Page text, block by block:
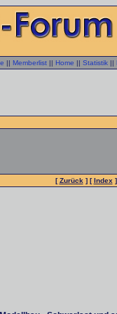
|| Memberlist || Home || Statistik ||
[Zurück ] [Index ]